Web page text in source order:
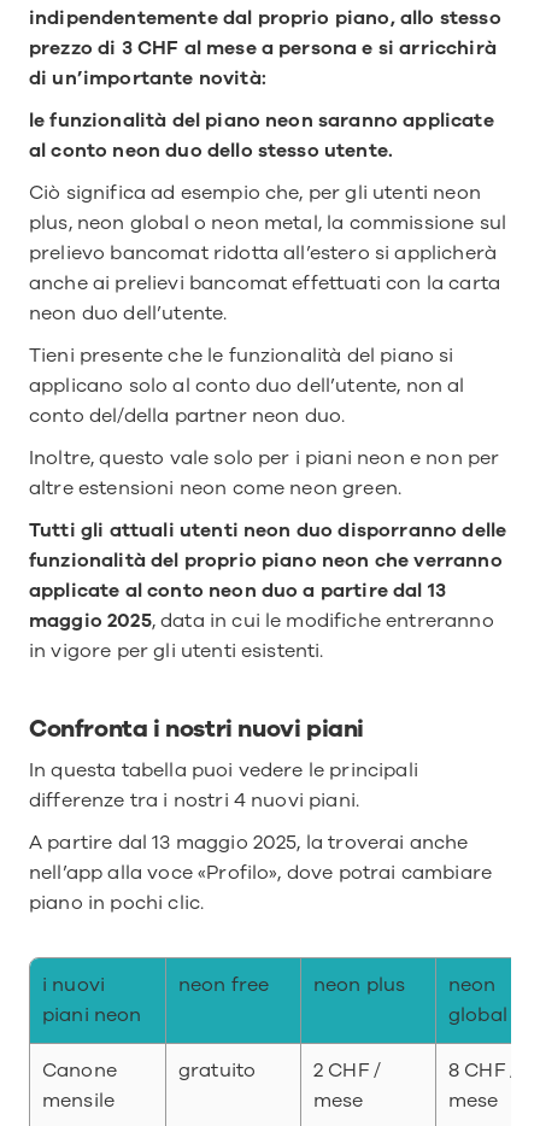
indipendentemente dal proprio piano, allo stesso
prezzo di 3 CHF al mese a persona e si arricchirà
di un’importante novità:
le funzionalità del piano neon saranno applicate
al conto neon duo dello stesso utente.
Ciò significa ad esempio che, per gli utenti neon
plus, neon global o neon metal, la commissione sul
prelievo bancomat ridotta all’estero si applicherà
anche ai prelievi bancomat effettuati con la carta
neon duo dell’utente.
Tieni presente che le funzionalità del piano si
applicano solo al conto duo dell’utente, non al
conto del/della partner neon duo.
Inoltre, questo vale solo per i piani neon e non per
altre estensioni neon come neon green.
Tutti gli attuali utenti neon duo disporranno delle
funzionalità del proprio piano neon che verranno
applicate al conto neon duo a partire dal 13
maggio 2025, data in cui le modifiche entreranno
in vigore per gli utenti esistenti.
Confronta i nostri nuovi piani
In questa tabella puoi vedere le principali
differenze tra i nostri 4 nuovi piani.
A partire dal 13 maggio 2025, la troverai anche
nell’app alla voce «Profilo», dove potrai cambiare
piano in pochi clic.
i nuovi
piani neon
neon free neon plus
neon
global
Canone
mensile
gratuito
2 CHF /
mese
8 CHF /
mese